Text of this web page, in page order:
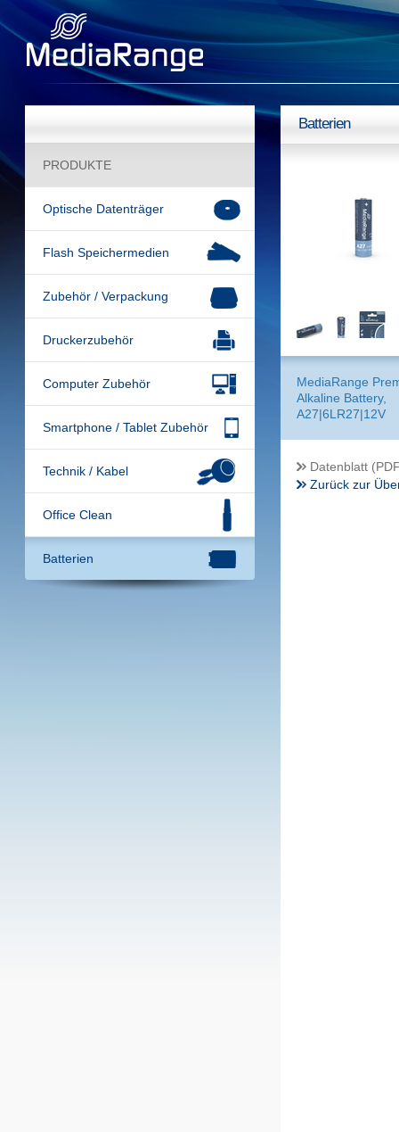
PRODUKTE
Optische Datenträger
Flash Speichermedien
Zubehör / Verpackung
Druckerzubehör
Computer Zubehör
Smartphone / Tablet Zubehör
Technik / Kabel
Office Clean
Batterien
Batterien
MediaRange
Alkaline Battery,
A27|6LR27|12V
Datenblatt
Zurück zur